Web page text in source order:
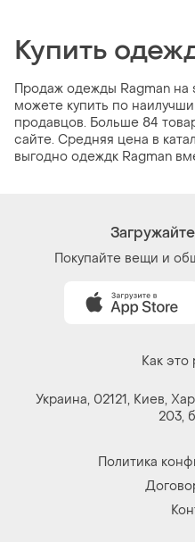
Купить
Продаж одежды Ragman на
можете купить по
продавцов. Больше 84
сайте. Средняя цена в
выгодно одеждк Ragman
Покупайте вещи и
Как это
Украина, 02121, Киев,
203,
Политика